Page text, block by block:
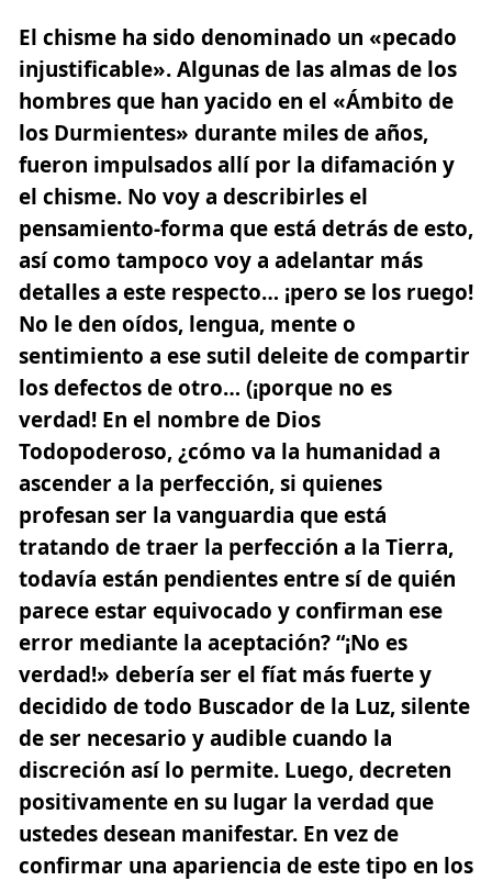
El chisme ha sido denominado un «pecado
injustificable». Algunas de las almas de los
hombres que han yacido en el «Ámbito de
los Durmientes» durante miles de años,
fueron impulsados allí por la difamación y
el chisme. No voy a describirles el
pensamiento-forma que está detrás de esto,
así como tampoco voy a adelantar más
detalles a este respecto… ¡pero se los ruego!
No le den oídos, lengua, mente o
sentimiento a ese sutil deleite de compartir
los defectos de otro… (¡porque no es
verdad! En el nombre de Dios
Todopoderoso, ¿cómo va la humanidad a
ascender a la perfección, si quienes
profesan ser la vanguardia que está
tratando de traer la perfección a la Tierra,
todavía están pendientes entre sí de quién
parece estar equivocado y confirman ese
error mediante la aceptación? “¡No es
verdad!» debería ser el fíat más fuerte y
decidido de todo Buscador de la Luz, silente
de ser necesario y audible cuando la
discreción así lo permite. Luego, decreten
positivamente en su lugar la verdad que
ustedes desean manifestar. En vez de
confirmar una apariencia de este tipo en los